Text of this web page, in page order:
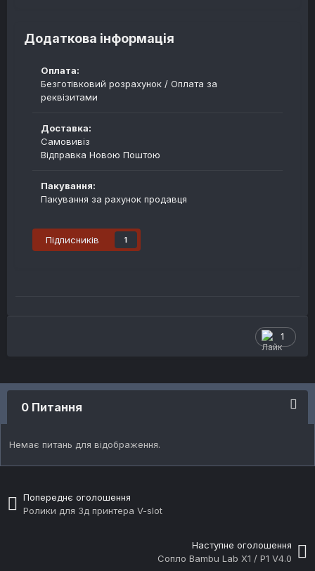
Додаткова інформація
Оплата:
Безготівковий розрахунок / Оплата за
реквізитами
Доставка:
Самовивіз
Відправка Новою Поштою
Пакування:
Пакування за рахунок продавця
Підписників 1
1
0 Питання
Немає питань для відображення.
Попереднє оголошення
Ролики для 3д принтера V-slot
Наступне оголошення
Сопло Bambu Lab X1 / P1 V4.0